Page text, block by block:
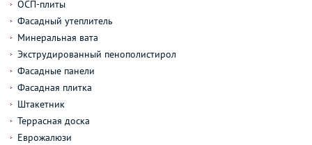
ОСП-плиты
Фасадный утеплитель
Минеральная вата
Экструдированный пенополистирол
Фасадные панели
Фасадная плитка
Штакетник
Террасная доска
Еврожалюзи